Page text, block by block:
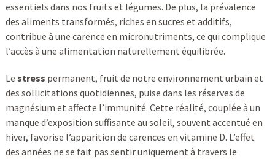
essentiels dans nos fruits et légumes. De plus, la prévalence
des aliments transformés, riches en sucres et additifs,
contribue à une carence en micronutriments, ce qui complique
l’accès à une alimentation naturellement équilibrée.
Le stress permanent, fruit de notre environnement urbain et
des sollicitations quotidiennes, puise dans les réserves de
magnésium et affecte l’immunité. Cette réalité, couplée à un
manque d’exposition suffisante au soleil, souvent accentué en
hiver, favorise l’apparition de carences en vitamine D. L’effet
des années ne se fait pas sentir uniquement à travers le